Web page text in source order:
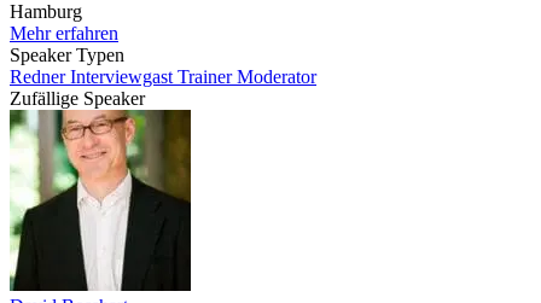
Hamburg
Mehr erfahren
Speaker Typen
RednerInterviewgast TrainerModerator
Zufällige Speaker